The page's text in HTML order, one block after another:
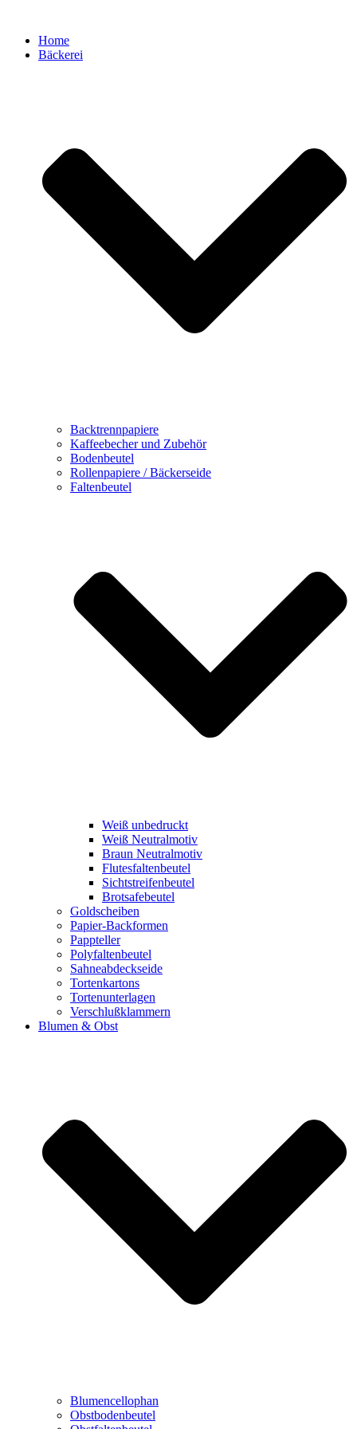
springenHome
Bäckerei
Backtrennpapiere
Kaffeebecher und Zubehör
Bodenbeutel
Rollenpapiere / Bäckerseide
Faltenbeutel
Weiß unbedruckt
Weiß Neutralmotiv
Braun Neutralmotiv
Flutesfaltenbeutel
Sichtstreifenbeutel
Brotsafebeutel
Goldscheiben
Papier-Backformen
Pappteller
Polyfaltenbeutel
Sahneabdeckseide
Tortenkartons
Tortenunterlagen
Verschlußklammern
Blumen & Obst
Blumencellophan
Obstbodenbeutel